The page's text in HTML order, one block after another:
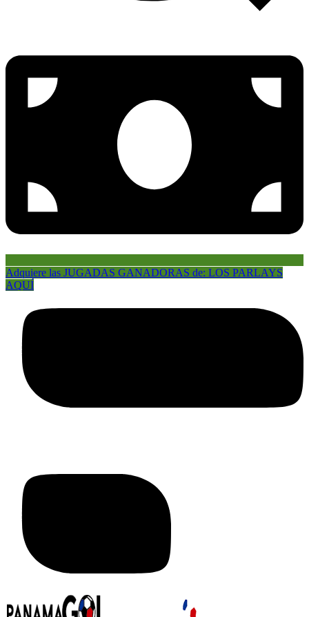
Adquiere las JUGADAS GANADORAS de: LOS PARLAYS
AQUÍ